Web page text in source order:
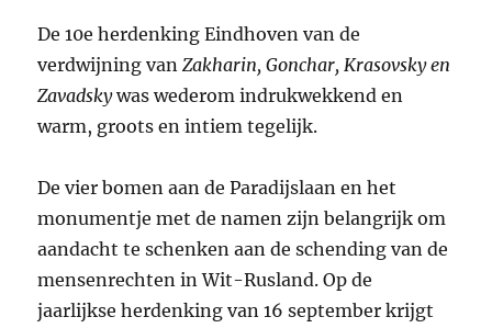
De 10e herdenking Eindhoven van de
verdwijning vanZakharin, Gonchar, Krasovsky en
Zavadskywas wederom indrukwekkend en
warm, groots en intiem tegelijk.
De vier bomen aan de Paradijslaan en het
monumentje met de namen zijn belangrijk om
aandacht te schenken aan de schending van de
mensenrechten in Wit-Rusland. Op de
jaarlijkse herdenking van 16 september krijgt